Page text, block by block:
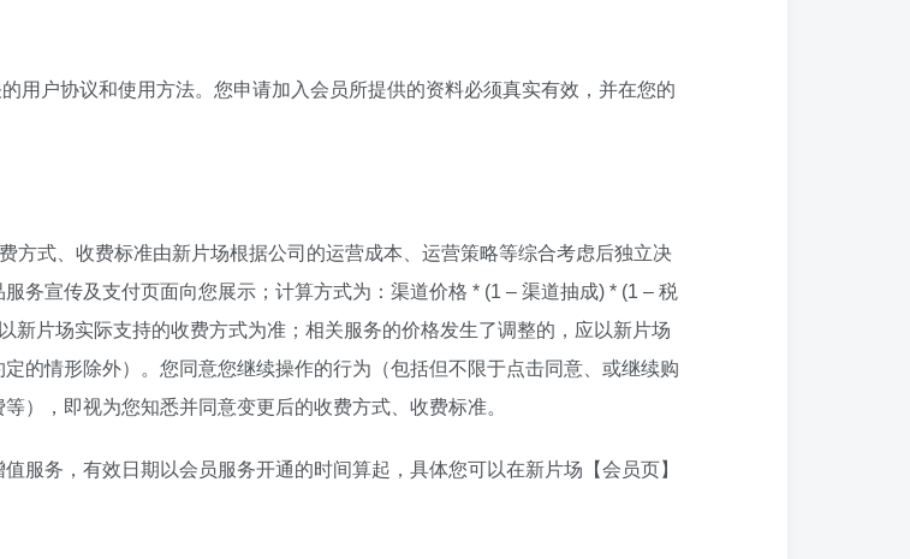
用户协议和使用方法。您申请加入会员所提供的资料必须真实有效，并在您的
方式、收费标准由新片场根据公司的运营成本、运营策略等综合考虑后独立决
务宣传及支付页面向您展示；计算方式为：渠道价格 * (1 – 渠道抽成) * (1 – 税
新片场实际支持的收费方式为准；相关服务的价格发生了调整的，应以新片场
的情形除外）。您同意您继续操作的行为（包括但不限于点击同意、或继续购
），即视为您知悉并同意变更后的收费方式、收费标准。
服务，有效日期以会员服务开通的时间算起，具体您可以在新片场【会员页】